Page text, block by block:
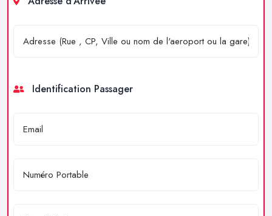
Identification Passager